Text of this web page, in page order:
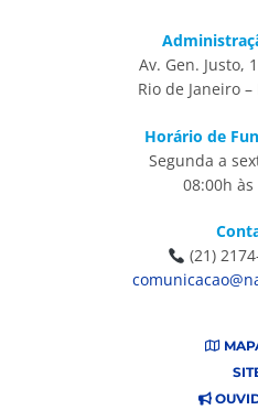
Av. Gen. Justo,
Rio de Janeiro –
Horário de
Segunda a
08:00h às
(21)